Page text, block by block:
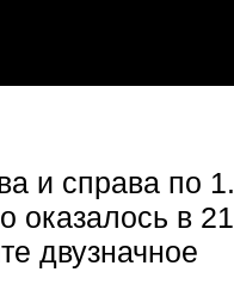
и справа по 1.
оказалось в 21
двузначное